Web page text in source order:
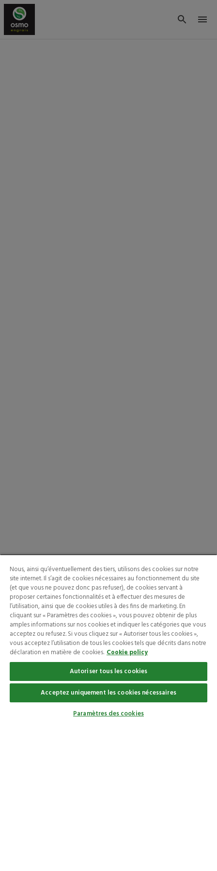
Arvesta Belgium BV, divisie Sanac
Aarschotsesteenweg 84, 3012 Wilsele (Leuven) (Belgium)
Nous, ainsi qu’éventuellement des tiers, utilisons des cookies sur notre
site internet. Il s’agit de cookies nécessaires au fonctionnement du site
(et que vous ne pouvez donc pas refuser), de cookies servant à
proposer certaines fonctionnalités et à effectuer des mesures de
l’utilisation, ainsi que de cookies utiles à des fins de marketing. En
cliquant sur « Paramètres des cookies », vous pouvez obtenir de plus
amples informations sur nos cookies et indiquer les catégories que vous
acceptez ou refusez. Si vous cliquez sur « Autoriser tous les cookies »,
vous acceptez l’utilisation de tous les cookies tels que décrits dans notre
déclaration en matière de cookies. Cookie policy
Autoriser tous les cookies
Acceptez uniquement les cookies nécessaires
Paramètres des cookies